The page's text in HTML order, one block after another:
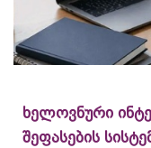
ხელოვნური
შეფასების